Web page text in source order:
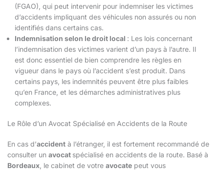
(FGAO), qui peut intervenir pour indemniser les victimes
d’accidents impliquant des véhicules non assurés ou non
identifiés dans certains cas.
Indemnisation selon le droit local : Les lois concernant
l’indemnisation des victimes varient d’un pays à l’autre. Il
est donc essentiel de bien comprendre les règles en
vigueur dans le pays où l’accident s’est produit. Dans
certains pays, les indemnités peuvent être plus faibles
qu’en France, et les démarches administratives plus
complexes.
Le Rôle d’un Avocat Spécialisé en Accidents de la Route
En cas d’accident à l’étranger, il est fortement recommandé de
consulter un avocat spécialisé en accidents de la route. Basé à
Bordeaux , le cabinet de votre avocate peut vous